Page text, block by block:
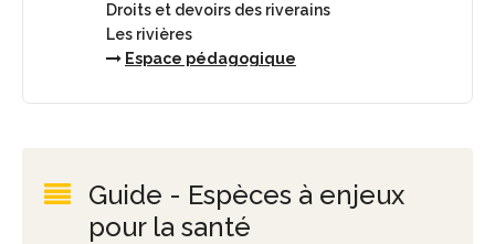
Droits et devoirs des riverains
Les rivières
Espace pédagogique
Guide - Espèces à enjeux
pour la santé